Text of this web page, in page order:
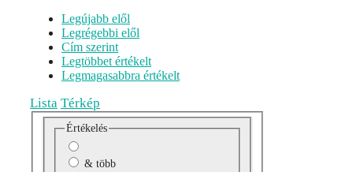
Legújabb elől
Legrégebbi elől
Cím szerint
Legtöbbet értékelt
Legmagasabbra értékelt
Lista Térkép
Értékelés
& több